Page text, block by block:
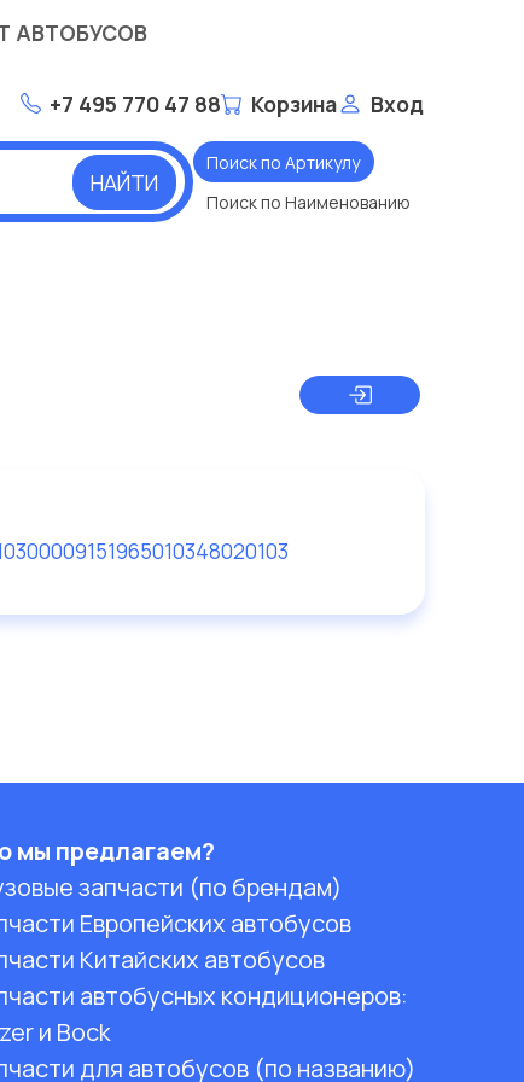
АВТОБУСОВ
+7 495 770 47 88 Корзина Вход
НАЙТИ
Поиск по Артикулу
Поиск по Наименованию
51965010348020103
мы предлагаем?
запчасти (по брендам)
Европейских автобусов
Китайских автобусов
автобусных кондиционеров:
и Bock
для автобусов (по названию)